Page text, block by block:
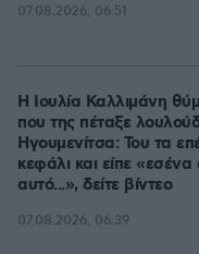
07.08.2026, 06:51
Η Ιουλία Καλλιμάνη
που της πέταξε
Ηγουμενίτσα: Του τα
κεφάλι και είπε «εσένα
αυτό...», δείτε βίντεο
07.08.2026, 06:39